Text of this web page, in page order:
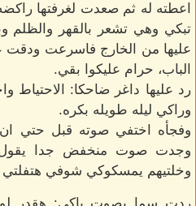
اعطته له ثم صعدت لغرفتها
تبكي وهي تشعر بالقهر والظلم
عليها من الخارج فاسرعت ودقت
الباب، حرام عليكوا بقي.
رد عليها داغر ضاحكا:
وراكي ليله طويله بكره.
وفجأه اختفي صوته قبل حتي
وجدت صوت منخفض جدا يقول
وخلتيهم يمسكوكي شوفي هتفلتي